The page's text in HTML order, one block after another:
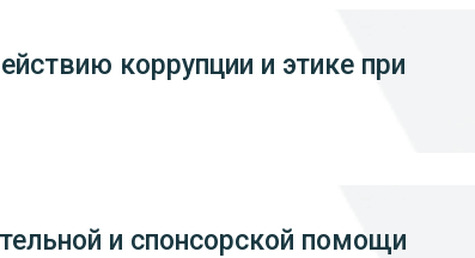
коррупции и этике при
и спонсорской помощи